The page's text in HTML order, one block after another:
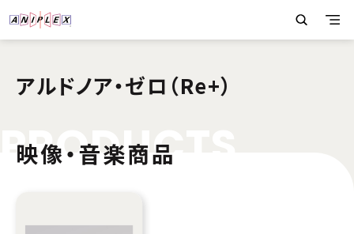
アルドノア・ゼロ（Re+）
PRODUC
映像・音楽商品